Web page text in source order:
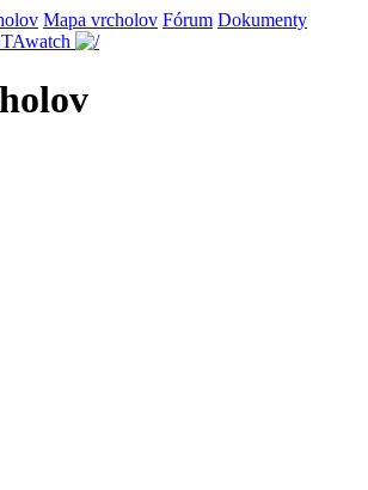
Mapa vrcholov Fórum Dokumenty